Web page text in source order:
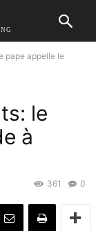
pape appelle le
le
à
0
361